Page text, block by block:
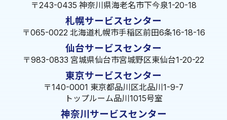
〒243-0435 神奈川県海老名市下今泉1-20-18
札幌サービスセンター
〒065-0022 北海道札幌市手稲区前田6条16-18-16
仙台サービスセンター
〒983-0833 宮城県仙台市宮城野区東仙台1-20-22
東京サービスセンター
〒140-0001 東京都品川区北品川1-9-7
トップルーム品川1015号室
神奈川サービスセンター